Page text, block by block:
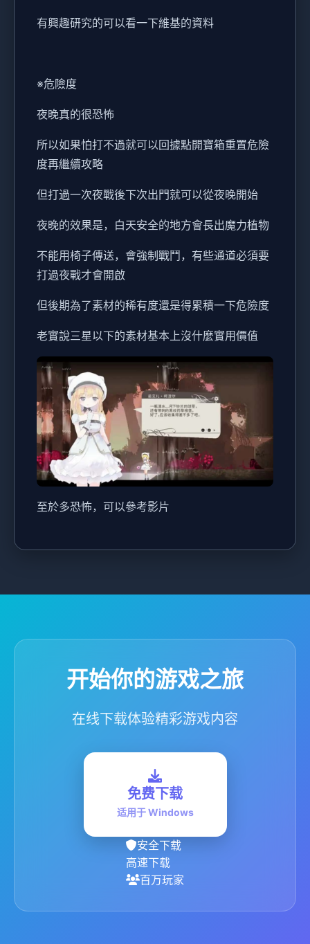
有興趣研究的可以看一下維基的資料
※危險度
夜晚真的很恐怖
所以如果怕打不過就可以回據點開寶箱重置危險
度再繼續攻略
但打過一次夜戰後下次出門就可以從夜晚開始
夜晚的效果是，白天安全的地方會長出魔力植物
不能用椅子傳送，會強制戰鬥，有些通道必須要
打過夜戰才會開啟
但後期為了素材的稀有度還是得累積一下危險度
老實說三星以下的素材基本上沒什麼實用價值
至於多恐怖，可以參考影片
开始你的游戏之旅
在线下载体验精彩游戏内容
免费下载
适用于 Windows
安全下载
高速下载
百万玩家